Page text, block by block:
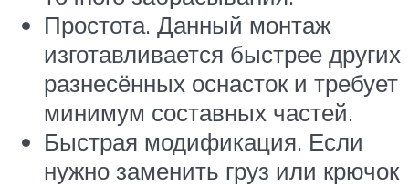
Простота. Данный монтаж
изготавливается быстрее других
разнесённых оснасток и требует
минимум составных частей.
Быстрая модификация. Если
нужно заменить груз или крючок